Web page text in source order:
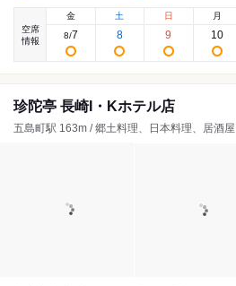
空席
情報
金
8/7
土
8
日
9
月
10
珍陀亭 長崎I・Kホテル店
五島町駅 163m / 郷土料理、日本料理、居酒屋